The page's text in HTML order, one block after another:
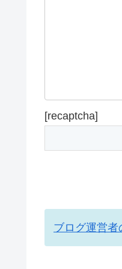
[recaptcha]
ブログ運営